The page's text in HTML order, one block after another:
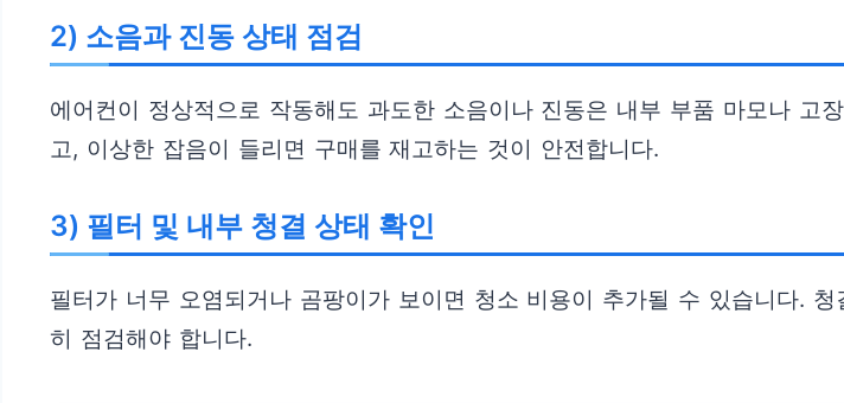
2) 소음과 진동 상태 점검
에어컨이 정상적으로 작동해도 과도한 소음이나 진동은 내부 부품 마모나
고, 이상한 잡음이 들리면 구매를 재고하는 것이 안전합니다.
3) 필터 및 내부 청결 상태 확인
필터가 너무 오염되거나 곰팡이가 보이면 청소 비용이 추가될 수 있습니다.
히 점검해야 합니다.